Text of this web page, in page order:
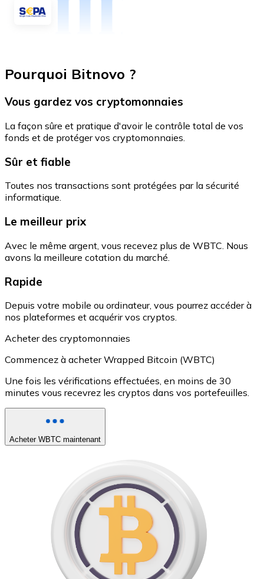
Pourquoi Bitnovo ?
Vous gardez vos cryptomonnaies
La façon sûre et pratique d'avoir le contrôle total de vos
fonds et de protéger vos cryptomonnaies.
Sûr et fiable
Toutes nos transactions sont protégées par la sécurité
informatique.
Le meilleur prix
Avec le même argent, vous recevez plus de WBTC. Nous
avons la meilleure cotation du marché.
Rapide
Depuis votre mobile ou ordinateur, vous pourrez accéder à
nos plateformes et acquérir vos cryptos.
Acheter des cryptomonnaies
Commencez à acheter Wrapped Bitcoin (WBTC)
Une fois les vérifications effectuées, en moins de 30
minutes vous recevrez les cryptos dans vos portefeuilles.
Acheter WBTC maintenant